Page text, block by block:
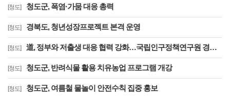
[청도] 청도군, 폭염·가뭄 대응 총력
[청도] 경북도, 청년성장프로젝트 본격 운영
[청도] 道, 정부와 저출생 대응 협력 강화…국립인구정책연구원 경북 유치 건의
[청도] 청도군, 반려식물 활용 치유농업 프로그램 개강
[청도] 청도군, 여름철 물놀이 안전수칙 집중 홍보